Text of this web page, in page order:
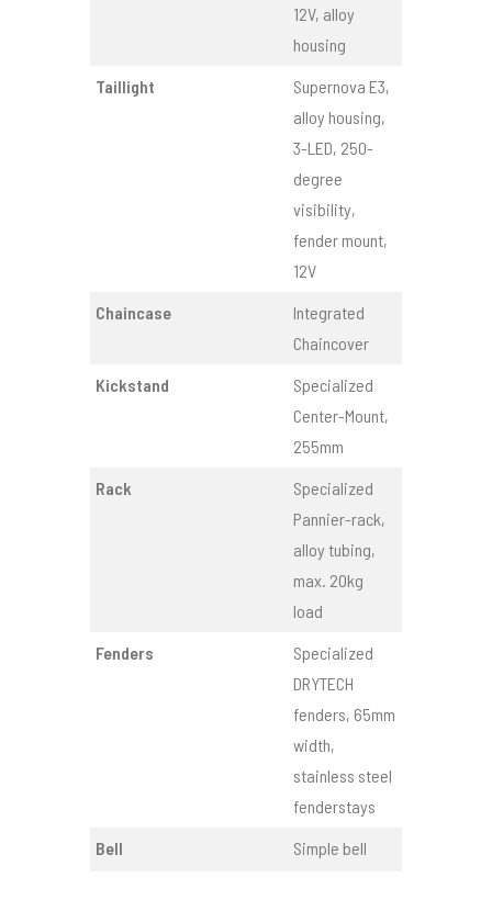
12V, alloy
housing
Taillight
Supernova E3,
alloy housing,
3-LED, 250-
degree
visibility,
fender mount,
12V
Chaincase
Integrated
Chaincover
Kickstand
Specialized
Center-Mount,
255mm
Rack
Specialized
Pannier-rack,
alloy tubing,
max. 20kg
load
Fenders
Specialized
DRYTECH
fenders, 65mm
width,
stainless steel
fenderstays
Bell
Simple bell